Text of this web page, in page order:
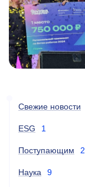
Свежие новости
ESG 1
Поступающим 2
Наука 9